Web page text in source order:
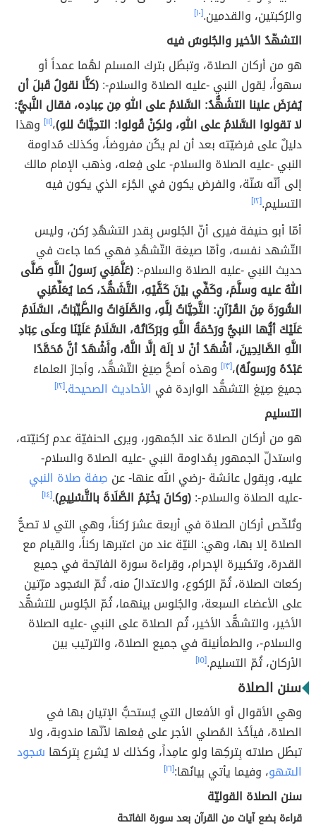
والرُكبتين، والقدمين.[١٠]
التشهّدُ الأخير والجُلوسُ فيه
هو من أركان الصلاة، وتبطُل بترك المسلم لهُما عمداً أو
سهواً، لِقول النبي -عليه الصلاة والسلام-:(كنَّا نقولُ قَبلَ أن
يُفرَضَ علينا التشَهُّدُ: السَّلامُ على اللهِ مِن عِبادِه، فقال النَّبيُّ:
لا تقولوا السَّلامُ على اللهِ، ولكِنْ قُولوا: التحِيَّاتُ للهِ)،[١١]
وهذا
دليلٌ على فرضيّته بعد أن لم يكُن مفروضاً، وكذلك مُداومة
النبي -عليه الصلاة والسلام- على فِعله، وذهب الإمام مالك
إلى أنّه سُنّة، والفرض يكون في الجُزء الذي يكون فيه
التسليم.[١٢]
أمّا أبو حنيفة فيرى أنّ الجُلوس بِقدر التشهُدِ رُكن، وليس
التّشهد نفسه، وأمّا صيغة التّشهُدِ فهي كما جاءت في
حديث النبي -عليه الصلاة والسلام-:(عَلَّمَنِي رَسولُ اللَّهِ صَلَّى
اللهُ عليه وسلَّمَ، وكَفِّي بيْنَ كَفَّيْهِ، التَّشَهُّدَ، كما يُعَلِّمُنِي
السُّورَةَ مِنَ القُرْآنِ: التَّحِيَّاتُ لِلَّهِ، والصَّلَوَاتُ والطَّيِّبَاتُ، السَّلَامُ
عَلَيْكَ أيُّها النبيُّ ورَحْمَةُ اللَّهِ وبَرَكَاتُهُ، السَّلَامُ عَلَيْنَا وعلَى عِبَادِ
اللَّهِ الصَّالِحِينَ، أشْهَدُ أنْ لا إلَهَ إلَّا اللَّهُ، وأَشْهَدُ أنَّ مُحَمَّدًا
عَبْدُهُ ورَسولُهُ)،[١٣]
وهذه أصحُّ صِيَغ التّشهُّد، وأجازَ العلماءُ
جميعَ صِيَغ التشهُّد الواردة في الأحاديث الصحيحة.[١٢]
التسليم
هو من أركان الصلاة عند الجُمهور، ويرى الحنفيّة عدم رُكنيّته،
واستدلّ الجمهور بِمُداومة النبي -عليه الصلاة والسلام-
عليه، وبِقول عائشة -رضي الله عنها- عن صِفة صلاة النبي
-عليه الصلاة والسلام-:(وكانَ يَخْتِمُ الصَّلَاةَ بالتَّسْلِيمِ).[١٤]
وتُلخّص أركان الصلاة في أربعة عشرَ رُكناً، وهي التي لا تصحُّ
الصلاة إلا بها، وهي: النيّة عند من اعتبرها ركناً، والقيام مع
القدرة، وتكبيرة الإحرام، وقِراءة سورة الفاتِحة في جميع
ركعات الصلاة، ثُمّ الرُكوع، والاعتدالُ منه، ثُمّ السُجود مرّتين
على الأعضاء السبعة، والجُلوس بينهما، ثُمّ الجُلوس للتشهُّد
الأخير، والتشهُّد الأخير، ثُم الصلاة على النبي -عليه الصلاة
والسلام-، والطمأنينة في جميع الصلاة، والترتيب بين
الأركان، ثُمّ التسليم.[١٥]
سنن الصلاة
وهي الأقوال أو الأفعال التي يُستحبُّ الإتيان بها في
الصلاة، فيأخُذ المُصلي الأجر على فِعلها لأنّها مندوبة، ولا
تبطُل صلاته بِتركِها ولو عامِداً، وكذلك لا يُشرع بِتركها سُجود
السّهو، وفيما يأتي بيانُها:[١٦]
سنن الصلاة القوليّة
قراءة بضع آيات من القرآن بعد سورة الفاتحة